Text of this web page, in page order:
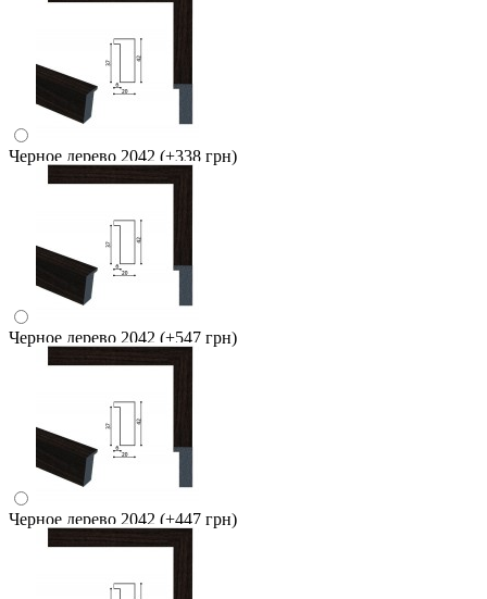
Черное дерево 2042 (+338 грн)
Черное дерево 2042 (+547 грн)
Черное дерево 2042 (+447 грн)